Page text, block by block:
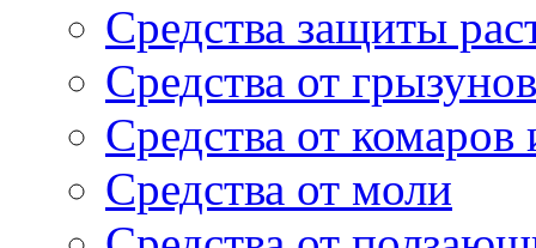
Средства защиты
Средства от грызунов
Средства от
Средства от моли